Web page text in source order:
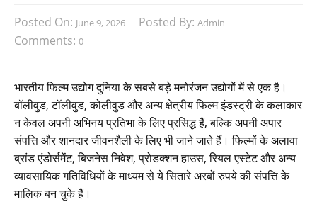
Posted On: June 9, 2026 Posted By: Admin
Comments: 0
भारतीय फिल्म उद्योग दुनिया के सबसे बड़े मनोरंजन उद्योगों में से एक है।
बॉलीवुड, टॉलीवुड, कोलीवुड और अन्य क्षेत्रीय फिल्म इंडस्ट्री के कलाकार
न केवल अपनी अभिनय प्रतिभा के लिए प्रसिद्ध हैं, बल्कि अपनी अपार
संपत्ति और शानदार जीवनशैली के लिए भी जाने जाते हैं। फिल्मों के अलावा
ब्रांड एंडोर्समेंट, बिजनेस निवेश, प्रोडक्शन हाउस, रियल एस्टेट और अन्य
व्यावसायिक गतिविधियों के माध्यम से ये सितारे अरबों रुपये की संपत्ति के
मालिक बन चुके हैं।